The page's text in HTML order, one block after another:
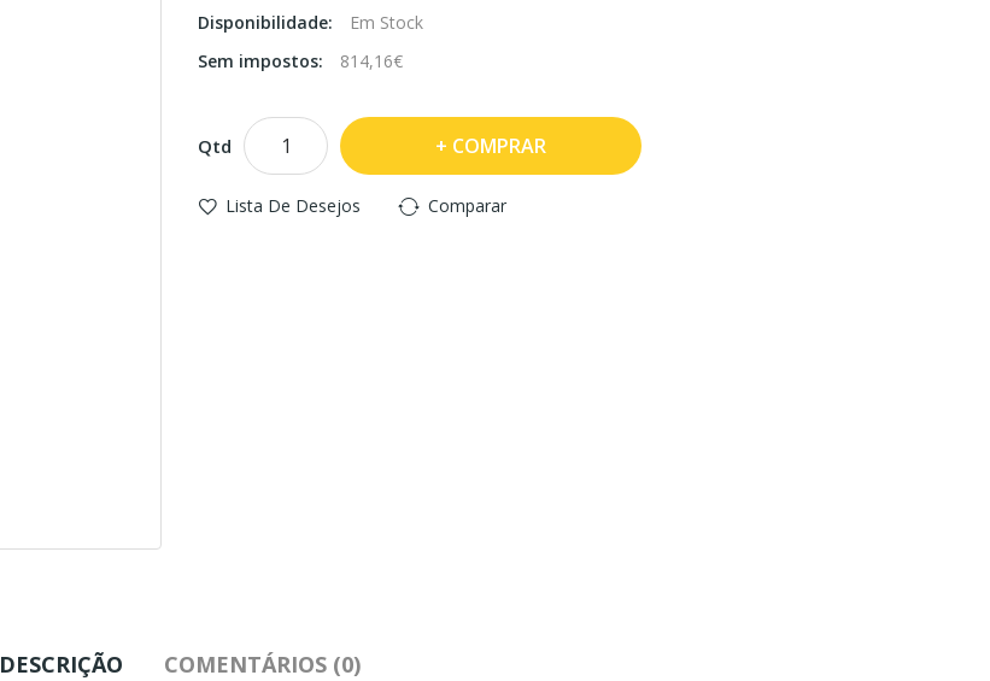
Disponibilidade:
Em Stock
Sem impostos:
814,16€
Qtd COMPRAR
Lista De Desejos Comparar
DESCRIÇÃO COMENTÁRIOS (0)